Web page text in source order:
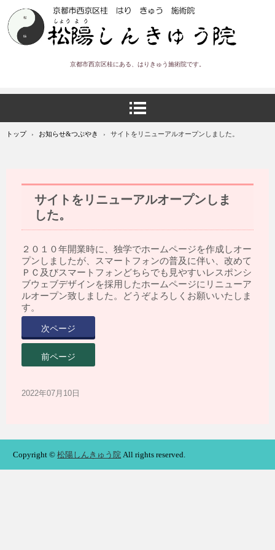
京都市西京区桂にある、はりきゅう施術院です。
トップ › お知らせ&つぶやき › サイトをリニューアルオープンしました。
サイトをリニューアルオープンしま
した。
２０１０年開業時に、独学でホームページを作成しオー
プンしましたが、スマートフォンの普及に伴い、改めて
ＰＣ及びスマートフォンどちらでも見やすいレスポンシ
ブウェブデザインを採用したホームページにリニューア
ルオープン致しました。どうぞよろしくお願いいたしま
す。
次ページ
前ページ
2022年07月10日
Copyright ©松陽しんきゅう院 All rights reserved.